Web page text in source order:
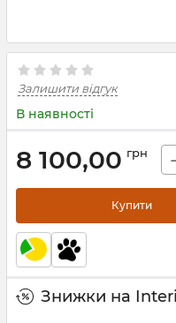
Залишити відгук
В наявності
8 100,00 грн
Купити
Знижки на